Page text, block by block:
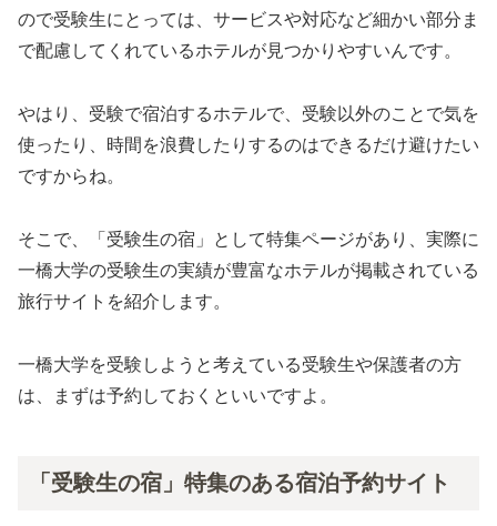
ので受験生にとっては、サービスや対応など細かい部分ま
で配慮してくれているホテルが見つかりやすいんです。
やはり、受験で宿泊するホテルで、受験以外のことで気を
使ったり、時間を浪費したりするのはできるだけ避けたい
ですからね。
そこで、「受験生の宿」として特集ページがあり、実際に
一橋大学の受験生の実績が豊富なホテルが掲載されている
旅行サイトを紹介します。
一橋大学を受験しようと考えている受験生や保護者の方
は、まずは予約しておくといいですよ。
「受験生の宿」特集のある宿泊予約サイト